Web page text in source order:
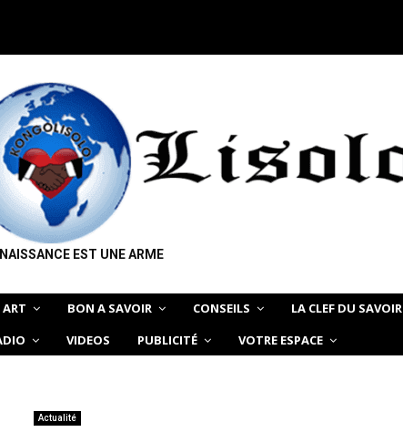
EST UNE ARME
ART BON A SAVOIR CONSEILS LA CLEF DU SAVOIR
VIDEOS PUBLICITÉ VOTRE ESPACE
Actualité